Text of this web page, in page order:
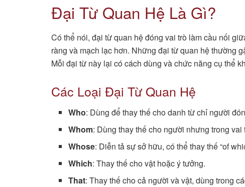
Đại Từ Quan Hệ Là Gì?
Có thể nói, đại từ quan hệ đóng vai trò làm cầu nối
ràng và mạch lạc hơn. Những đại từ quan hệ thường
Mỗi đại từ này lại có cách dùng và chức năng cụ thể
Các Loại Đại Từ Quan Hệ
Who: Dùng để thay thế cho danh từ chỉ người
Whom: Dùng thay thế cho người nhưng trong vai
Whose: Diễn tả sự sở hữu, có thể thay thế “of
Which: Thay thế cho vật hoặc ý tưởng.
That: Thay thế cho cả người và vật, dùng trong